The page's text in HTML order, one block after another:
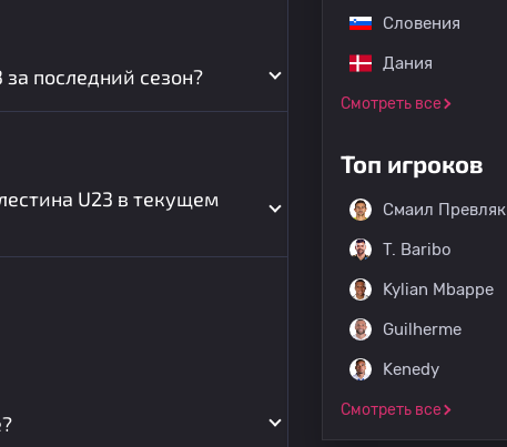
последний сезон?
U23 в текущем
Словения
Дания
Смотреть все
Топ игроков
Смаил Превляк
T. Baribo
Kylian Mbappe
Guilherme
Kenedy
Смотреть все